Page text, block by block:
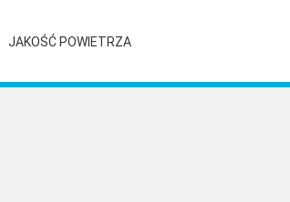
JAKOŚĆ POWIETRZA